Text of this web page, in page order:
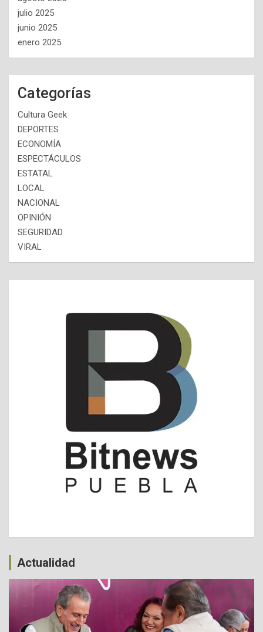
julio 2025
junio 2025
enero 2025
Categorías
Cultura Geek
DEPORTES
ECONOMÍA
ESPECTÁCULOS
ESTATAL
LOCAL
NACIONAL
OPINIÓN
SEGURIDAD
VIRAL
Actualidad